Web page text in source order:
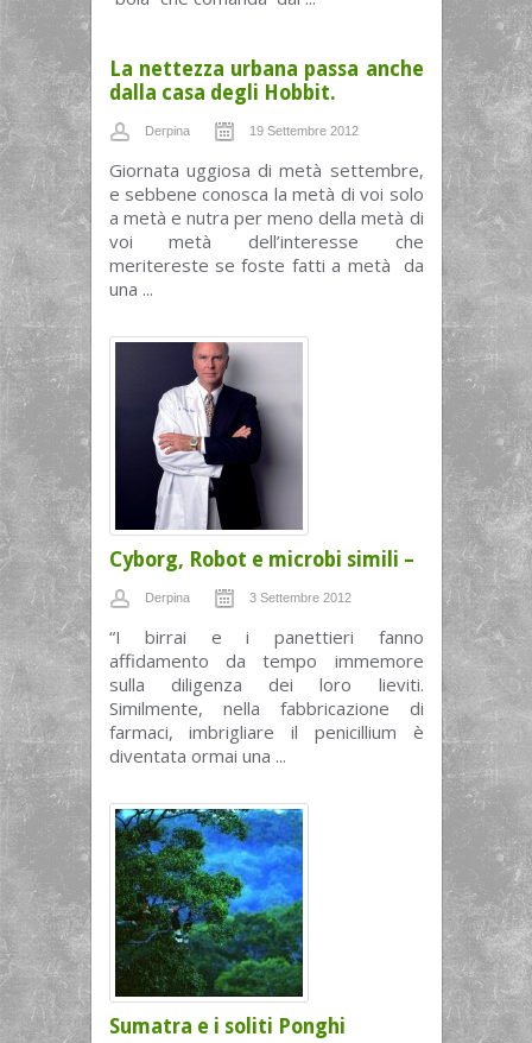
La nettezza urbana passa anche
dalla casa degli Hobbit.
Derpina 19 Settembre 2012
Giornata uggiosa di metà settembre,
e sebbene conosca la metà di voi solo
a metà e nutra per meno della metà di
voi metà dell’interesse che
meritereste se foste fatti a metà da
una ...
Cyborg, Robot e microbi simili –
Derpina 3 Settembre 2012
“I birrai e i panettieri fanno
affidamento da tempo immemore
sulla diligenza dei loro lieviti.
Similmente, nella fabbricazione di
farmaci, imbrigliare il penicillium è
diventata ormai una ...
Sumatra e i soliti Ponghi